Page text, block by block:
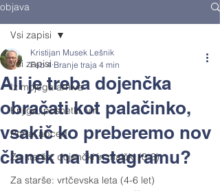
objava
Vsi zapisi
Iz mojega arhiva
Knjige, posnetki, viri
Portal abced
Za starše: dojenčki in malčki (0-3)
Za starše: vrtčevska leta (4-6 let)
Vsi zapisi
Ali je treba dojenčka
obračati kot palačinko,
vsakič ko preberemo nov
članek na Instagramu?
Kristijan Musek Lešnik
Feb 4 Branje traja 4 min